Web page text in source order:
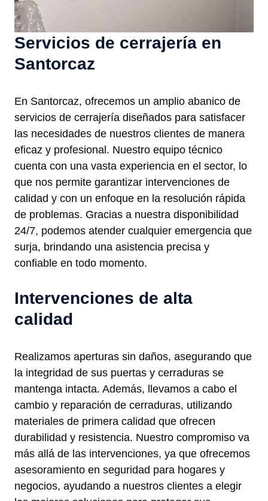
Servicios de cerrajería en
Santorcaz
En Santorcaz, ofrecemos un amplio abanico de
servicios de cerrajería diseñados para satisfacer
las necesidades de nuestros clientes de manera
eficaz y profesional. Nuestro equipo técnico
cuenta con una vasta experiencia en el sector, lo
que nos permite garantizar intervenciones de
calidad y con un enfoque en la resolución rápida
de problemas. Gracias a nuestra disponibilidad
24/7, podemos atender cualquier emergencia que
surja, brindando una asistencia precisa y
confiable en todo momento.
Intervenciones de alta
calidad
Realizamos aperturas sin daños, asegurando que
la integridad de sus puertas y cerraduras se
mantenga intacta. Además, llevamos a cabo el
cambio y reparación de cerraduras, utilizando
materiales de primera calidad que ofrecen
durabilidad y resistencia. Nuestro compromiso va
más allá de las intervenciones, ya que ofrecemos
asesoramiento en seguridad para hogares y
negocios, ayudando a nuestros clientes a elegir